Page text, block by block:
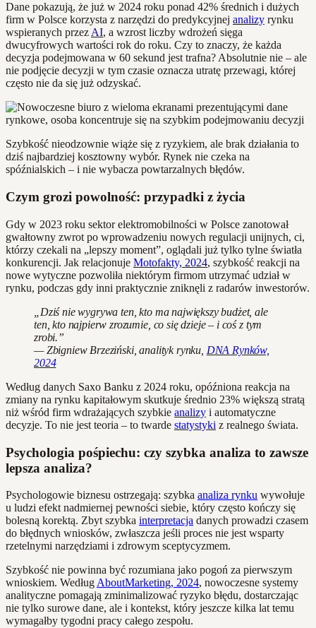
Dane pokazują, że już w 2024 roku ponad 42% średnich i dużych
firm w Polsce korzysta z narzędzi do predykcyjnej analizy rynku
wspieranych przez AI, a wzrost liczby wdrożeń sięga
dwucyfrowych wartości rok do roku. Czy to znaczy, że każda
decyzja podejmowana w 60 sekund jest trafna? Absolutnie nie – ale
nie podjęcie decyzji w tym czasie oznacza utratę przewagi, której
często nie da się już odzyskać.
Szybkość nieodzownie wiąże się z ryzykiem, ale brak działania to
dziś najbardziej kosztowny wybór. Rynek nie czeka na
spóźnialskich – i nie wybacza powtarzalnych błędów.
Czym grozi powolność: przypadki z życia
Gdy w 2023 roku sektor elektromobilności w Polsce zanotował
gwałtowny zwrot po wprowadzeniu nowych regulacji unijnych, ci,
którzy czekali na „lepszy moment”, oglądali już tylko tylne światła
konkurencji. Jak relacjonuje Motofakty, 2024, szybkość reakcji na
nowe wytyczne pozwoliła niektórym firmom utrzymać udział w
rynku, podczas gdy inni praktycznie zniknęli z radarów inwestorów.
„Dziś nie wygrywa ten, kto ma największy budżet, ale
ten, kto najpierw zrozumie, co się dzieje – i coś z tym
zrobi.”
— Zbigniew Brzeziński, analityk rynku, DNA Rynków,
2024
Według danych Saxo Banku z 2024 roku, opóźniona reakcja na
zmiany na rynku kapitałowym skutkuje średnio 23% większą stratą
niż wśród firm wdrażających szybkie analizy i automatyczne
decyzje. To nie jest teoria – to twarde statystyki z realnego świata.
Psychologia pośpiechu: czy szybka analiza to zawsze
lepsza analiza?
Psychologowie biznesu ostrzegają: szybka analiza rynku wywołuje
u ludzi efekt nadmiernej pewności siebie, który często kończy się
bolesną korektą. Zbyt szybka interpretacja danych prowadzi czasem
do błędnych wniosków, zwłaszcza jeśli proces nie jest wsparty
rzetelnymi narzędziami i zdrowym sceptycyzmem.
Szybkość nie powinna być rozumiana jako pogoń za pierwszym
wnioskiem. Według AboutMarketing, 2024, nowoczesne systemy
analityczne pomagają zminimalizować ryzyko błędu, dostarczając
nie tylko surowe dane, ale i kontekst, który jeszcze kilka lat temu
wymagałby tygodni pracy całego zespołu.